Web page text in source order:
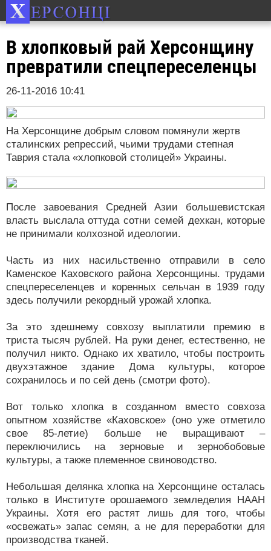
В хлопковый рай Херсонщину
превратили спецпереселенцы
26-11-2016 10:41
На Херсонщине добрым словом помянули жертв
сталинских репрессий, чьими трудами степная
Таврия стала «хлопковой столицей» Украины.
После завоевания Средней Азии большевистская
власть выслала оттуда сотни семей дехкан, которые
не принимали колхозной идеологии.
Часть из них насильственно отправили в село
Каменское Каховского района Херсонщины. трудами
спецпереселенцев и коренных сельчан в 1939 году
здесь получили рекордный урожай хлопка.
За это здешнему совхозу выплатили премию в
триста тысяч рублей. На руки денег, естественно, не
получил никто. Однако их хватило, чтобы построить
двухэтажное здание Дома культуры, которое
сохранилось и по сей день (смотри фото).
Вот только хлопка в созданном вместо совхоза
опытном хозяйстве «Каховское» (оно уже отметило
свое 85-летие) больше не выращивают –
переключились на зерновые и зернобобовые
культуры, а также племенное свиноводство.
Небольшая делянка хлопка на Херсонщине осталась
только в Институте орошаемого земледелия НААН
Украины. Хотя его растят лишь для того, чтобы
«освежать» запас семян, а не для переработки для
производства тканей.